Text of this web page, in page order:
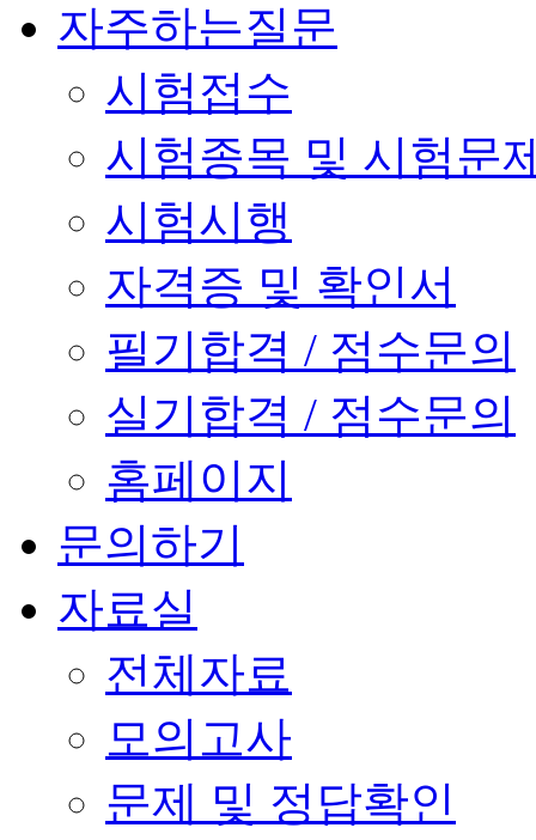
자주하는질문
시험접수
시험종목 및 시험문
시험시행
자격증 및 확인서
필기합격 / 점수문의
실기합격 / 점수문의
홈페이지
문의하기
자료실
전체자료
모의고사
문제 및 정답확인